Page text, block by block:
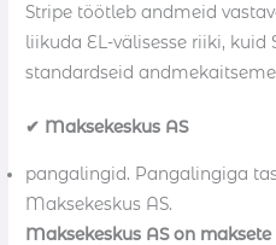
Stripe töötleb andmeid
liikuda EL-välisesse riiki, kuid
standardseid
✔ Maksekeskus AS
pangalingid. Pangalingiga
Maksekeskus AS.
Maksekeskus AS on